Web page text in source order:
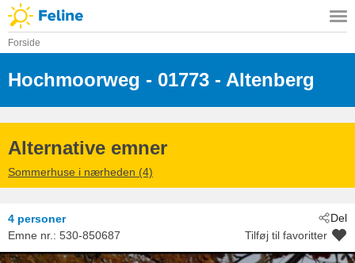
Forside
Hochmoorweg - 01773 - Altenberg
Alternative emner
Sommerhuse i nærheden (4)
Del
4 personer
Emne nr.: 530-850687 Tilføj til favoritter